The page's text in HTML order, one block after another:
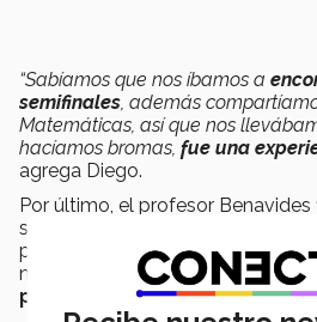
“Sabíamos que nos íbamos a
semifinales, además
Matemáticas, así que nos
hacíamos bromas, fue una
agrega Diego.
Por último, el profesor
su deseo de que en futuras
pueda ser llevado a cabo
nuevamente
campus Ciudad
primer lugar.